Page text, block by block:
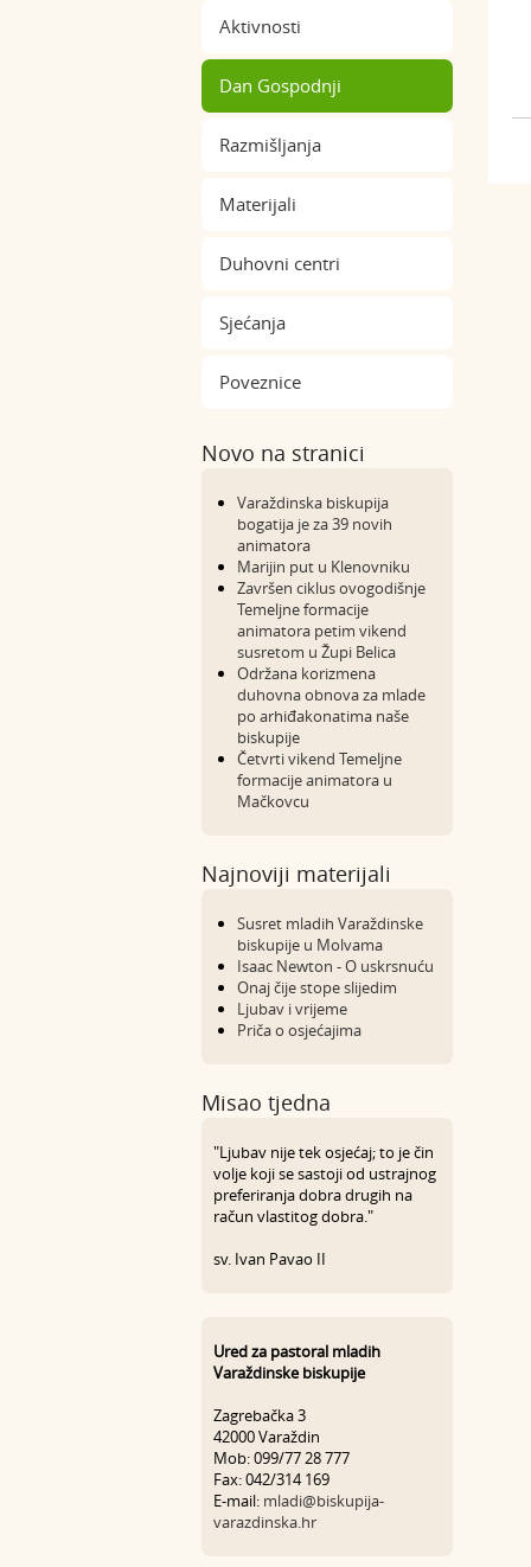
Aktivnosti
Dan Gospodnji
Razmišljanja
Materijali
Duhovni centri
Sjećanja
Poveznice
Novo na stranici
Varaždinska biskupija
bogatija je za 39 novih
animatora
Marijin put u Klenovniku
Završen ciklus ovogodišnje
Temeljne formacije
animatora petim vikend
susretom u Župi Belica
Održana korizmena
duhovna obnova za mlade
po arhiđakonatima naše
biskupije
Četvrti vikend Temeljne
formacije animatora u
Mačkovcu
Najnoviji materijali
Susret mladih Varaždinske
biskupije u Molvama
Isaac Newton - O uskrsnuću
Onaj čije stope slijedim
Ljubav i vrijeme
Priča o osjećajima
Misao tjedna
"Ljubav nije tek osjećaj; to je čin
volje koji se sastoji od ustrajnog
preferiranja dobra drugih na
račun vlastitog dobra."
sv. Ivan Pavao II
Ured za pastoral mladih
Varaždinske biskupije
Zagrebačka 3
42000 Varaždin
Mob: 099/77 28 777
Fax: 042/314 169
E-mail: mladi@biskupija-
varazdinska.hr